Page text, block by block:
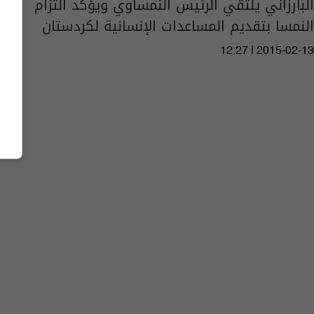
النمسا بتقديم المساعدات الإنسانية لكردستان
12:27 | 2015-02-13